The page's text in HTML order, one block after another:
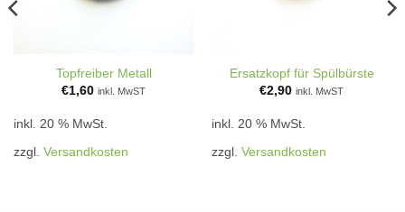
Topfreiber Metall
€1,60 inkl. MwST
inkl. 20 % MwSt.
zzgl. Versandkosten
Ersatzkopf für Spülbürste
€2,90 inkl. MwST
inkl. 20 % MwSt.
zzgl. Versandkosten